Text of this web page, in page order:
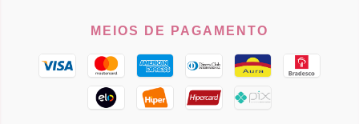
MEIOS DE PAGAMENTO